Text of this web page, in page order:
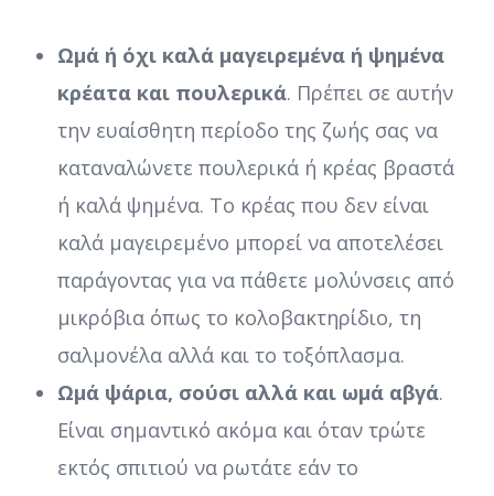
Ωμά ή όχι καλά μαγειρεμένα ή ψημένα
κρέατα και πουλερικά. Πρέπει σε αυτήν
την ευαίσθητη περίοδο της ζωής σας να
καταναλώνετε πουλερικά ή κρέας βραστά
ή καλά ψημένα. Το κρέας που δεν είναι
καλά μαγειρεμένο μπορεί να αποτελέσει
παράγοντας για να πάθετε μολύνσεις από
μικρόβια όπως το κολοβακτηρίδιο, τη
σαλμονέλα αλλά και το τοξόπλασμα.
Ωμά ψάρια, σούσι αλλά και ωμά αβγά.
Είναι σημαντικό ακόμα και όταν τρώτε
εκτός σπιτιού να ρωτάτε εάν το